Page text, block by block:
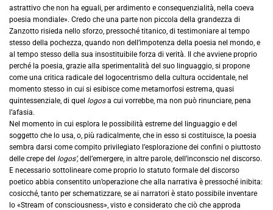
astrattivo che non ha eguali, per ardimento e consequenzialità, nella coeva
poesia mondiale». Credo che una parte non piccola della grandezza di
Zanzotto risieda nello sforzo, pressoché titanico, di testimoniare al tempo
stesso della pochezza, quando non dell’impotenza della poesia nel mondo, e
al tempo stesso della sua insostituibile forza di verità. Il che avviene proprio
perché la poesia, grazie alla sperimentalità del suo linguaggio, si propone
come una critica radicale del logocentrismo della cultura occidentale, nel
momento stesso in cui si esibisce come metamorfosi estrema, quasi
quintessenziale, di quel logosa cui vorrebbe, ma non può rinunciare, pena
l’afasia.
Nel momento in cui esplora le possibilità estreme del linguaggio e del
soggetto che lo usa, o, più radicalmente, che in esso si costituisce, la poesia
sembra darsi come compito privilegiato l’esplorazione dei confini o piuttosto
delle crepe del logos’, dell’emergere, in altre parole, dell’inconscio nel discorso.
E necessario sottolineare come proprio lo statuto formale del discorso
poetico abbia consentito un’operazione che alla narrativa è pressoché inibita:
cosicché, tanto per schematizzare, se ai narratori è stato possibile inventare
lo «Stream of consciousness», visto e considerato che ciò che approda